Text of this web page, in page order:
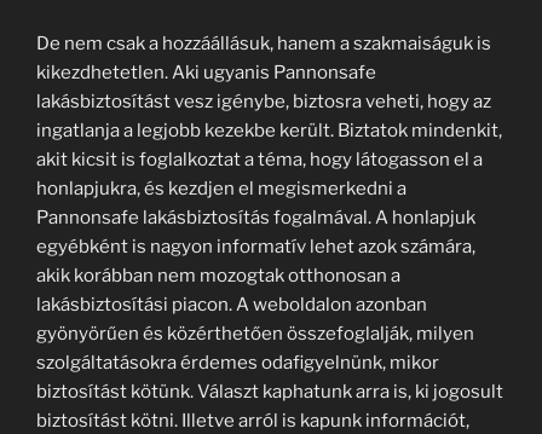
De nem csak a hozzáállásuk, hanem a szakmaiságuk is
kikezdhetetlen. Aki ugyanis Pannonsafe
lakásbiztosítást vesz igénybe, biztosra veheti, hogy az
ingatlanja a legjobb kezekbe került. Biztatok mindenkit,
akit kicsit is foglalkoztat a téma, hogy látogasson el a
honlapjukra, és kezdjen el megismerkedni a
Pannonsafe lakásbiztosítás fogalmával. A honlapjuk
egyébként is nagyon informatív lehet azok számára,
akik korábban nem mozogtak otthonosan a
lakásbiztosítási piacon. A weboldalon azonban
gyönyörűen és közérthetően összefoglalják, milyen
szolgáltatásokra érdemes odafigyelnünk, mikor
biztosítást kötünk. Választ kaphatunk arra is, ki jogosult
biztosítást kötni. Illetve arról is kapunk információt,